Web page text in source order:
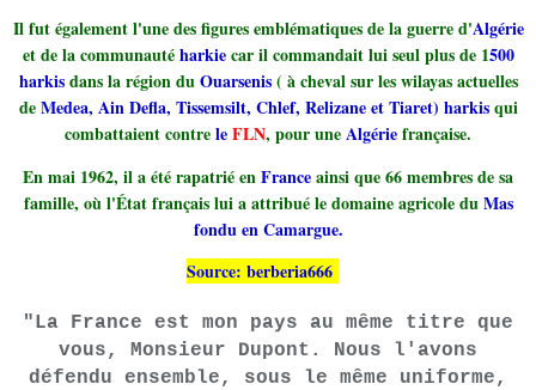
Il fut également l'une des figures emblématiques de la guerre d'Algérie
et de la communautéharkiecar il commandait lui seul plus de 1500
harkisdans la région duOuarsenis( à cheval sur les wilayas actuelles
deMedea, Ain Defla, Tissemsilt, Chlef, Relizane et Tiaret) harkisqui
combattaient contreleFLN, pour uneAlgériefrançaise.
En mai 1962, il a été rapatrié enFranceainsi que 66 membres de sa
famille, où l'État français lui a attribué le domaine agricole duMas
fondu en Camargue.
Source: berberia666
"La France est mon pays au même titre que
vous, Monsieur Dupont. Nous l'avons
défendu ensemble, sous le même uniforme,